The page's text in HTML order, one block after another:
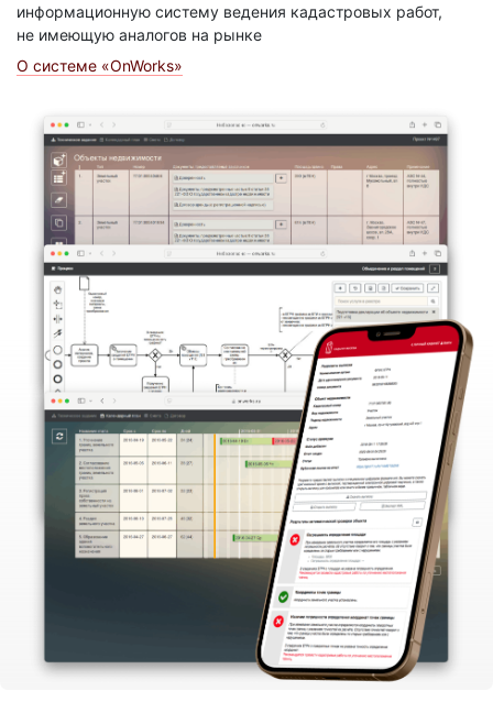
информационную систему ведения кадастровых работ,
не имеющую аналогов на рынке
О системе «OnWorks»